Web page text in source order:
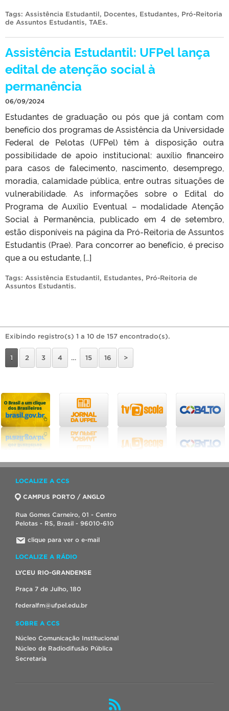
Tags: Assistência Estudantil, Docentes, Estudantes, Pró-Reitoria
de Assuntos Estudantis, TAEs.
Assistência Estudantil: UFPel lança
edital de atenção social à
permanência
06/09/2024
Estudantes de graduação ou pós que já contam com
benefício dos programas de Assistência da Universidade
Federal de Pelotas (UFPel) têm à disposição outra
possibilidade de apoio institucional: auxílio financeiro
para casos de falecimento, nascimento, desemprego,
moradia, calamidade pública, entre outras situações de
vulnerabilidade. As informações sobre o Edital do
Programa de Auxílio Eventual – modalidade Atenção
Social à Permanência, publicado em 4 de setembro,
estão disponíveis na página da Pró-Reitoria de Assuntos
Estudantis (Prae). Para concorrer ao benefício, é preciso
que a ou estudante, […]
Tags: Assistência Estudantil, Estudantes, Pró-Reitoria de
Assuntos Estudantis.
Exibindo registro(s) 1 a 10 de 157 encontrado(s).
1 2 3 4 … 15 16 >
LOCALIZE A CCS
CAMPUS PORTO / ANGLO
Rua Gomes Carneiro, 01 - Centro
Pelotas - RS, Brasil - 96010-610
clique para ver o e-mail
LOCALIZE A RÁDIO
LYCEU RIO-GRANDENSE
Praça 7 de Julho, 180
federalfm@ufpel.edu.br
SOBRE A CCS
Núcleo Comunicação Institucional
Núcleo de Radiodifusão Pública
Secretaria